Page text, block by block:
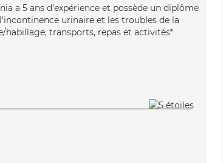
a 5 ans d'expérience et possède un diplôme
urinaire et les troubles de la
habillage, transports, repas et activités*